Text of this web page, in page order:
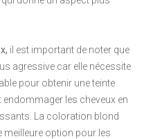
il est important de noter que
agressive car elle nécessite
pour obtenir une teinte
les cheveux en
La coloration blond
meilleure option pour les